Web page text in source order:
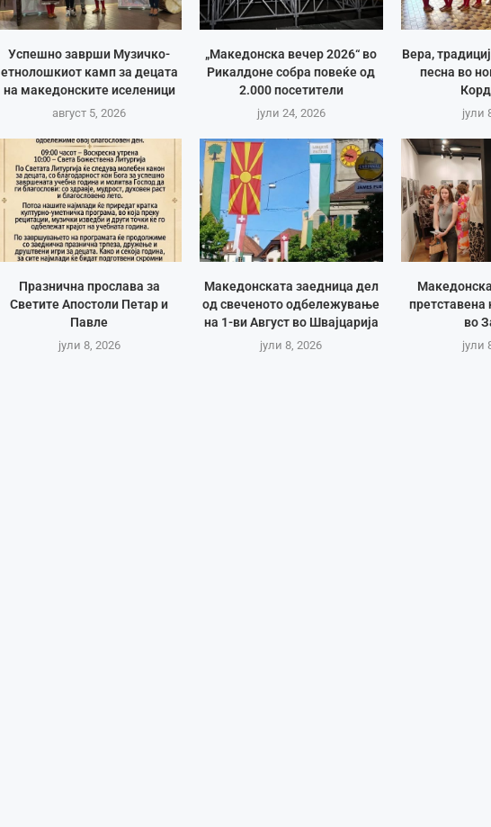
Успешно заврши Музичко-
етнолошкиот камп за децата
на македонските иселеници
август 5, 2026
„Македонска вечер 2026“ во
Рикалдоне собра повеќе од
2.000 посетители
јули 24, 2026
Вера,
песна во
јули
Празнична прослава за
Светите Апостоли Петар и
Павле
јули 8, 2026
Македонската заедница дел
од свеченото одбележување
на 1-ви Август во Швајцарија
јули 8, 2026
претставена
во
јули